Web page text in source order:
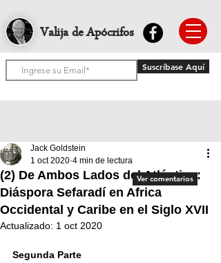
Valija de Apócrifos
Suscríbase Aquí
(2) De Ambos Lados del Atlántico:
Diáspora Sefaradí en Africa
Occidental y Caribe en el Siglo XVII
Jack Goldstein
1 oct 2020 4 min de lectura
Actualizado: 1 oct 2020
Segunda Parte
Ver comentarios